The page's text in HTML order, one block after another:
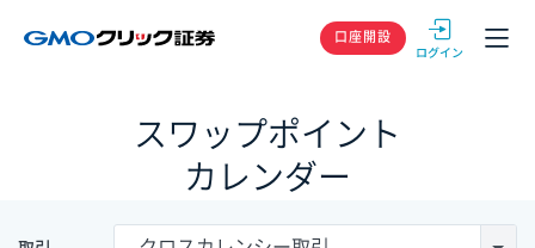
GMOクリック
口座開設
スワップポイント
カレンダー